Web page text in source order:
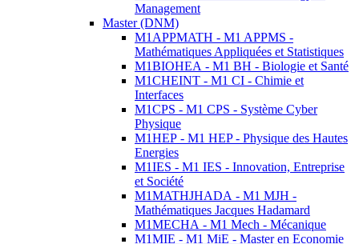
Management
Master (DNM)
M1APPMATH - M1 APPMS -
Mathématiques Appliquées et Statistiques
M1BIOHEA - M1 BH - Biologie et Santé
M1CHEINT - M1 CI - Chimie et
Interfaces
M1CPS - M1 CPS - Système Cyber
Physique
M1HEP - M1 HEP - Physique des Hautes
Energies
M1IES - M1 IES - Innovation, Entreprise
et Société
M1MATHJHADA - M1 MJH -
Mathématiques Jacques Hadamard
M1MECHA - M1 Mech - Mécanique
M1MIE - M1 MiE - Master en Economie